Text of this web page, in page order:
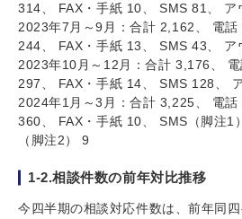
314、 FAX・手紙 10、 SMS 81、 ア
2023年7月～9月：合計 2,162、 電
244、 FAX・手紙 13、 SMS 43、 ア
2023年10月～12月：合計 3,176、
297、 FAX・手紙 14、 SMS 128、
2024年1月～3月：合計 3,225、 電
360、 FAX・手紙 10、 SMS（脚注1
（脚注2） 9
1-2.相談件数の前年対比推移
今四半期の相談対応件数は、前年同